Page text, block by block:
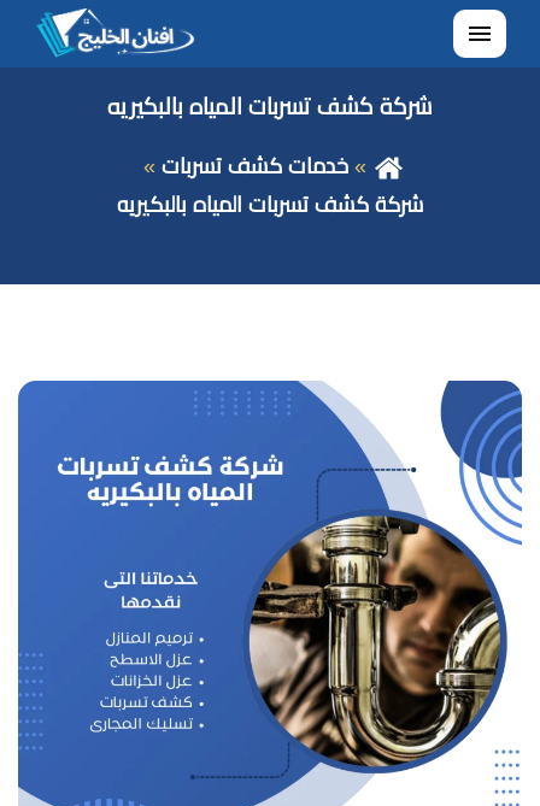
القائمة
شركة كشف تسربات المياه بالبكيريه
خدمات كشف تسربات
شركة كشف تسربات المياه بالبكيريه